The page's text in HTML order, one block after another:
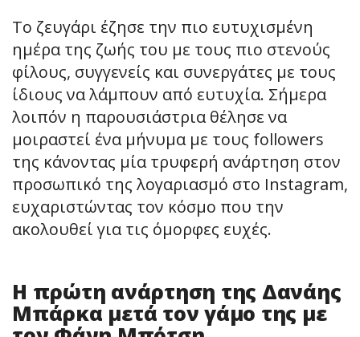
Το ζευγάρι έζησε την πιο ευτυχισμένη
ημέρα της ζωής του με τους πιο στενούς
φίλους, συγγενείς και συνεργάτες με τους
ίδιους να λάμπουν από ευτυχία. Σήμερα
λοιπόν η παρουσιάστρια θέλησε να
μοιραστεί ένα μήνυμα με τους followers
της κάνοντας μία τρυφερή ανάρτηση στον
προσωπικό της λογαριασμό στο Instagram,
ευχαριστώντας τον κόσμο που την
ακολουθεί για τις όμορφες ευχές.
Η πρώτη ανάρτηση της Δανάης
Μπάρκα μετά τον γάμο της με